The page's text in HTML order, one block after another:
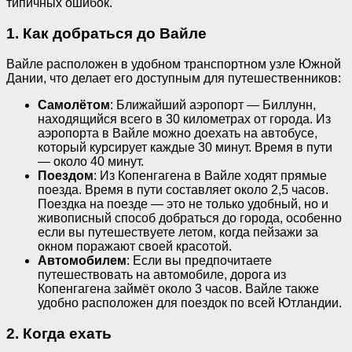
типичных ошибок.
1. Как добраться до Вайле
Вайле расположен в удобном транспортном узле Южной
Дании, что делает его доступным для путешественников:
Самолётом: Ближайший аэропорт — Биллунн,
находящийся всего в 30 километрах от города. Из
аэропорта в Вайле можно доехать на автобусе,
который курсирует каждые 30 минут. Время в пути
— около 40 минут.
Поездом: Из Копенгагена в Вайле ходят прямые
поезда. Время в пути составляет около 2,5 часов.
Поездка на поезде — это не только удобный, но и
живописный способ добраться до города, особенно
если вы путешествуете летом, когда пейзажи за
окном поражают своей красотой.
Автомобилем: Если вы предпочитаете
путешествовать на автомобиле, дорога из
Копенгагена займёт около 3 часов. Вайле также
удобно расположен для поездок по всей Ютландии.
2. Когда ехать